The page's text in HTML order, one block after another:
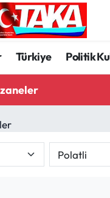
Türkiye Politik
Durumu
Yoğunluk Haritası